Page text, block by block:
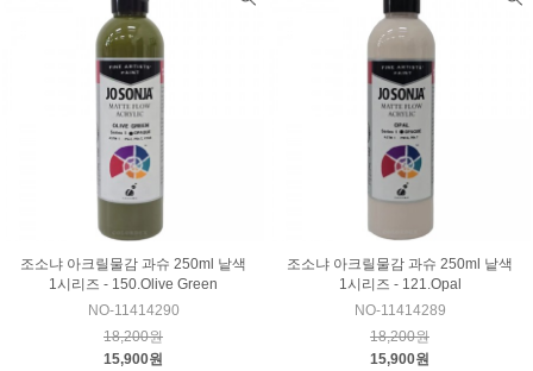
조소냐 아크릴물감 과슈 250ml 낱색
1시리즈 - 150.Olive Green
NO-11414290
18,200원
15,900원
조소냐 아크릴물감 과슈 250ml 낱색
1시리즈 - 121.Opal
NO-11414289
18,200원
15,900원